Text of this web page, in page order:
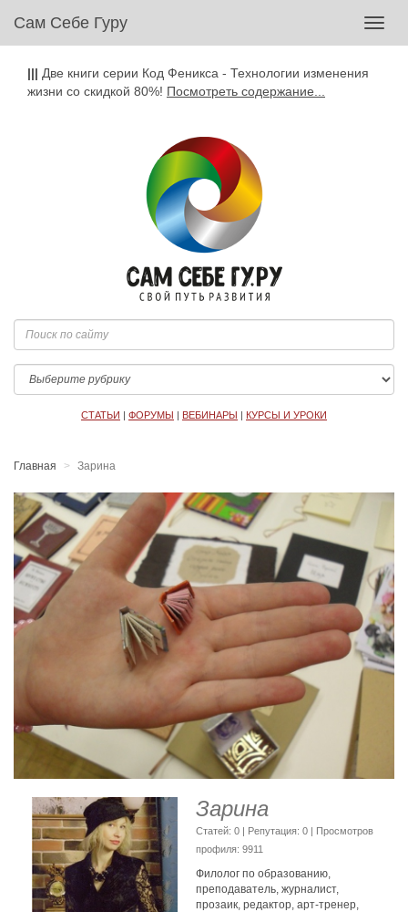
Сам Себе Гуру
||| Две книги серии Код Феникса - Технологии изменения
жизни со скидкой 80%! Посмотреть содержание...
СТАТЬИ | ФОРУМЫ | ВЕБИНАРЫ | КУРСЫ И УРОКИ
Главная Зарина
Зарина
Cтатей: 0 | Репутация: 0 | Просмотров
профиля: 9911
Филолог по образованию,
преподаватель, журналист,
прозаик, редактор, арт-тренер,